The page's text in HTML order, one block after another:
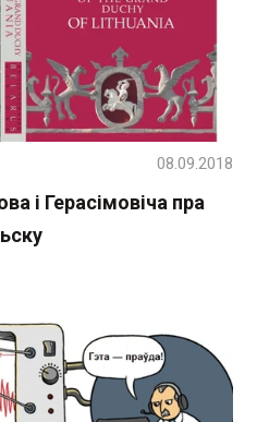
і Герасімовіча пра
08.09.2018